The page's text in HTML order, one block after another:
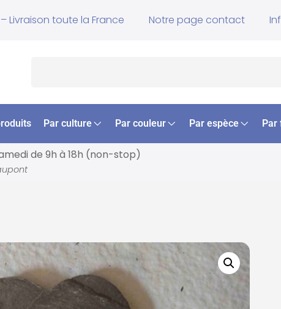
Livraison toute la France Notre page contact
Par culture Par couleur Par espèce Par
de 9h à 18h (non-stop)